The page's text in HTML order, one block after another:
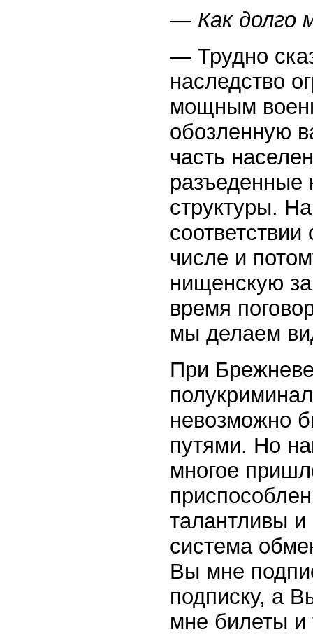
— Как долго
— Трудно
наследство
мощным
обозленную
часть
разъеденные
структуры.
числе и
нищенскую
время
мы делаем
При
невозможно
путями. Но
многое
талантливы
система
Вы мне
подписку, а
мне билеты и